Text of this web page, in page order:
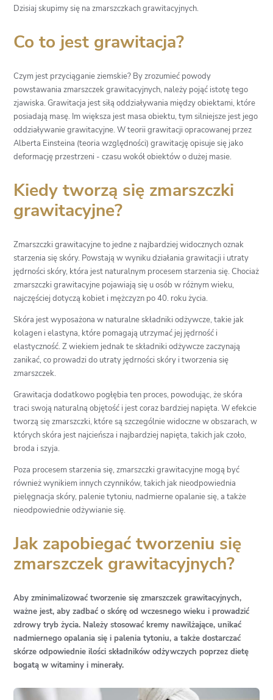
Dzisiaj skupimy się na zmarszczkach grawitacyjnych.
Co to jest grawitacja?
Czym jest przyciąganie ziemskie? By zrozumieć powody
powstawania zmarszczek grawitacyjnych, należy pojąć istotę tego
zjawiska. Grawitacja jest siłą oddziaływania między obiektami, które
posiadają masę. Im większa jest masa obiektu, tym silniejsze jest jego
oddziaływanie grawitacyjne. W teorii grawitacji opracowanej przez
Alberta Einsteina (teoria względności) grawitację opisuje się jako
deformację przestrzeni - czasu wokół obiektów o dużej masie.
Kiedy tworzą się zmarszczki
grawitacyjne?
Zmarszczki grawitacyjne to jedne z najbardziej widocznych oznak
starzenia się skóry. Powstają w wyniku działania grawitacji i utraty
jędrności skóry, która jest naturalnym procesem starzenia się. Chociaż
zmarszczki grawitacyjne pojawiają się u osób w różnym wieku,
najczęściej dotyczą kobiet i mężczyzn po 40. roku życia.
Skóra jest wyposażona w naturalne składniki odżywcze, takie jak
kolagen i elastyna, które pomagają utrzymać jej jędrność i
elastyczność. Z wiekiem jednak te składniki odżywcze zaczynają
zanikać, co prowadzi do utraty jędrności skóry i tworzenia się
zmarszczek.
Grawitacja dodatkowo pogłębia ten proces, powodując, że skóra
traci swoją naturalną objętość i jest coraz bardziej napięta. W efekcie
tworzą się zmarszczki, które są szczególnie widoczne w obszarach, w
których skóra jest najcieńsza i najbardziej napięta, takich jak czoło,
broda i szyja.
Poza procesem starzenia się, zmarszczki grawitacyjne mogą być
również wynikiem innych czynników, takich jak nieodpowiednia
pielęgnacja skóry, palenie tytoniu, nadmierne opalanie się, a także
nieodpowiednie odżywianie się.
Jak zapobiegać tworzeniu się
zmarszczek grawitacyjnych?
Aby zminimalizować tworzenie się zmarszczek grawitacyjnych,
ważne jest, aby zadbać o skórę od wczesnego wieku i prowadzić
zdrowy tryb życia. Należy stosować kremy nawilżające, unikać
nadmiernego opalania się i palenia tytoniu, a także dostarczać
skórze odpowiednie ilości składników odżywczych poprzez dietę
bogatą w witaminy i minerały.